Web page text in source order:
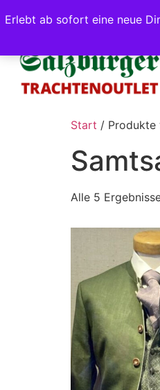
Erlebt ab sofort eine neue
Start / Produkte
Alle 5